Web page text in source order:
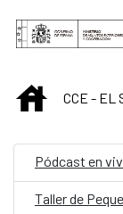
Saltar al
INICIOCCE - EL
Taller de